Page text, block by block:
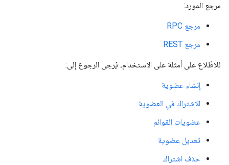
مرجع المورد:
مرجع RPC
مرجع REST
للاطّلاع على أمثلة على الاستخدام، يُرجى الرجوع إلى:
إنشاء عضوية
الاشتراك في العضوية
عضويات القوائم
تعديل عضوية
حذف اشتراك